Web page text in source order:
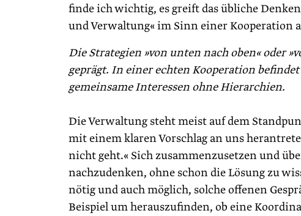
finde ich wichtig, es greift das übliche
und Verwaltung« im Sinn einer Kooperation
Die Strategien »von unten nach oben« oder
geprägt. In einer echten Kooperation
gemeinsame Interessen ohne Hierarchien.
Die Verwaltung steht meist auf dem
mit einem klaren Vorschlag an uns
nicht geht.« Sich zusammenzusetzen und
nachzudenken, ohne schon die Lösung zu
nötig und auch möglich, solche offenen
Beispiel um herauszufinden, ob eine